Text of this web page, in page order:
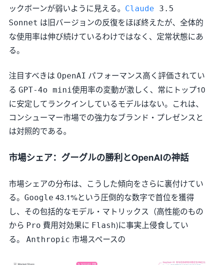
ックボーンが弱いように見える。 Claude 3.5
Sonnet は旧バージョンの反復をほぼ終えたが、全体的
な使用率は伸び続けているわけではなく、定常状態にあ
る。
注目すべきは OpenAI パフォーマンス高く評価されてい
る GPT-4o mini使用率の変動が激しく、常にトップ10
に安定してランクインしているモデルはない。これは、
コンシューマー市場での強力なブランド・プレゼンスと
は対照的である。
市場シェア：グーグルの勝利とOpenAIの神話
市場シェアの分布は、こうした傾向をさらに裏付けてい
る。 Google 43.1%という圧倒的な数字で首位を獲得
し、その包括的なモデル・マトリックス（高性能のもの
から Pro 費用対効果に Flash)に事実上侵食してい
る。
Anthropic 市場スペースの